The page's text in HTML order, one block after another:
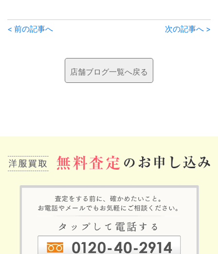
前
の
リ
ン
< 前の記事へ 次の記事へ >
店舗ブログ一覧へ戻る